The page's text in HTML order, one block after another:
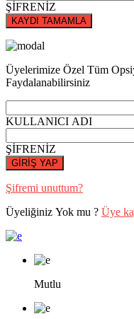
ŞİFRENİZ
KAYDI TAMAMLA
Üyelerimize Özel Tüm
Faydalanabilirsiniz
KULLANICI ADI
ŞİFRENİZ
GİRİŞ YAP
Şifremi unuttum?
Üyeliğiniz Yok mu ? Üye
Mutlu